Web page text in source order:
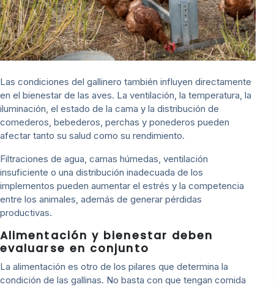
Las condiciones del gallinero también influyen directamente
en el bienestar de las aves. La ventilación, la temperatura, la
iluminación, el estado de la cama y la distribución de
comederos, bebederos, perchas y ponederos pueden
afectar tanto su salud como su rendimiento.
Filtraciones de agua, camas húmedas, ventilación
insuficiente o una distribución inadecuada de los
implementos pueden aumentar el estrés y la competencia
entre los animales, además de generar pérdidas
productivas.
Alimentación y bienestar deben
evaluarse en conjunto
La alimentación es otro de los pilares que determina la
condición de las gallinas. No basta con que tengan comida